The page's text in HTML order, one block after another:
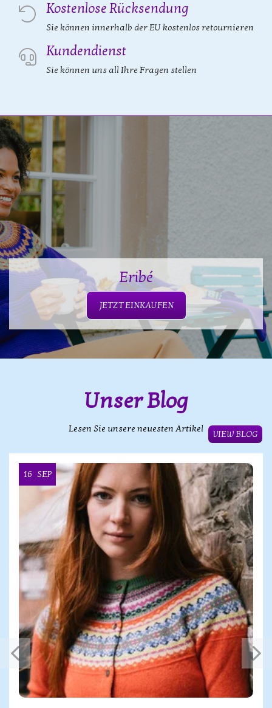
Kostenlose Rücksendung
Sie können innerhalb der EU kostenlos retournieren
Kundendienst
Sie können uns all Ihre Fragen stellen
Eribé
JETZT EINKAUFEN
Unser Blog
Lesen Sie unsere neuesten Artikel
VIEW BLOG
16 SEP